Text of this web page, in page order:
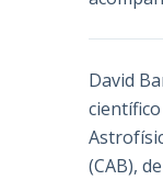
David
(CAB),